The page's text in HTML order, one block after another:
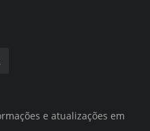
e atualizações em